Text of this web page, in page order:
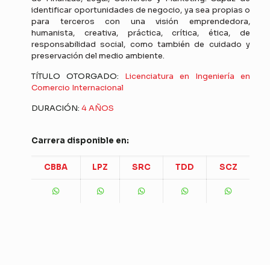
identificar oportunidades de negocio, ya sea propias o
para terceros con una visión emprendedora,
humanista, creativa, práctica, crítica, ética, de
responsabilidad social, como también de cuidado y
preservación del medio ambiente.
TÍTULO OTORGADO: Licenciatura en Ingeniería en
Comercio Internacional
DURACIÓN:4 AÑOS
Carrera disponible en:
CBBA LPZ SRC TDD SCZ